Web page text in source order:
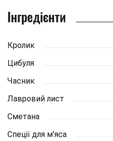
Інгредієнти
Кролик
Цибуля
Часник
Лавровий лист
Сметана
Спеції для м'яса